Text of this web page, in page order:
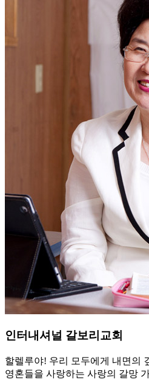
인터내셔널 갈보리교회
할렐루야! 우리 모두에게 내면의
영혼들을 사랑하는 사랑의 갈망